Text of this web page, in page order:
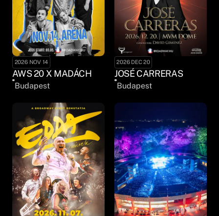
2026 NOV 14
AWS 20 X MADÁCH
Budapest
2026 DEC 20
JOSÉ CARRERAS
Budapest